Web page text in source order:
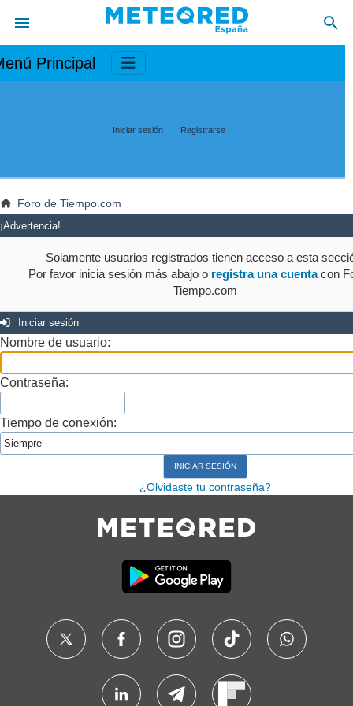
Principal
Iniciar sesión Registrarse
Foro de Tiempo.com
¡Advertencia!
Solamente usuarios registrados tienen acceso a esta
Por favor inicia sesión más abajo o registra una cuentacon
Tiempo.com
Iniciar sesión
Nombre de usuario:
Contraseña:
Tiempo de conexión:
¿Olvidaste tu contraseña?